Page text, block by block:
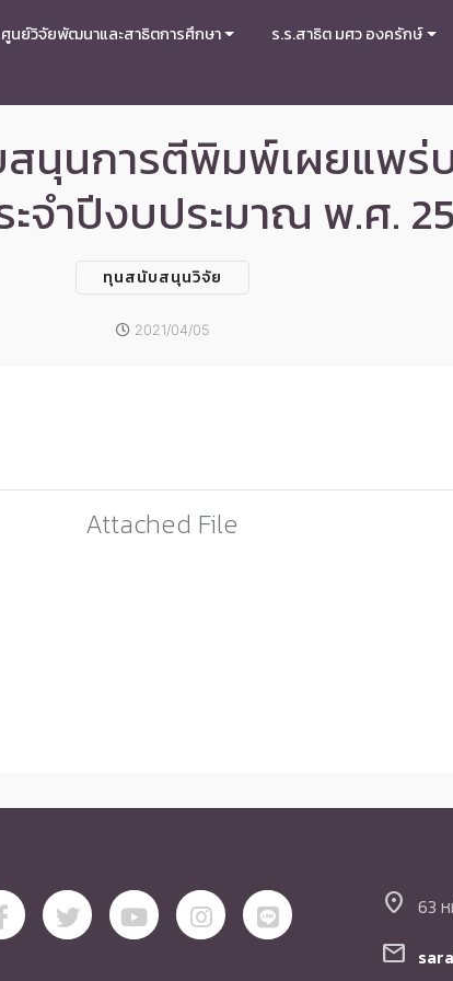
ศูนย์วิจัยพัฒนาและสาธิตการศึกษา ร.ร.สาธิต มศว องครักษ์
นุนการตีพิมพ์เผยแพร่บ
ะจำปีงบประมาณ พ.ศ.
ทุนสนับสนุนวิจัย
2021/04/05
Attached File
location_on 63
mail